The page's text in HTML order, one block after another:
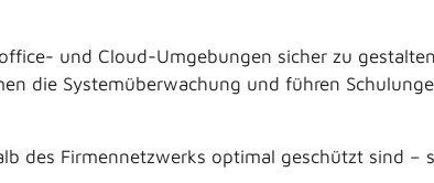
und Cloud-Umgebungen sicher zu
die Systemüberwachung und führen
des Firmennetzwerks optimal geschützt sind –